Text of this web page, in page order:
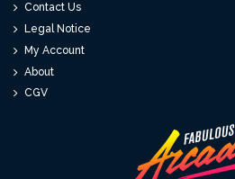
Contact Us
Legal Notice
My Account
About
CGV